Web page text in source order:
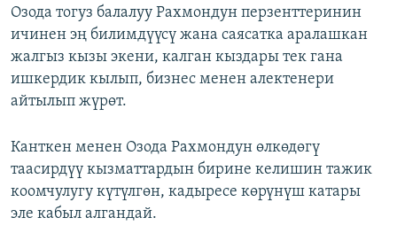
Озода тогуз балалуу Рахмондун перзенттеринин
ичинен эң билимдүүсү жана саясатка аралашкан
жалгыз кызы экени, калган кыздары тек гана
ишкердик кылып, бизнес менен алектенери
айтылып жүрөт.
Канткен менен Озода Рахмондун өлкөдөгү
таасирдүү кызматтардын бирине келишин тажик
коомчулугу күтүлгөн, кадыресе көрүнүш катары
эле кабыл алгандай.